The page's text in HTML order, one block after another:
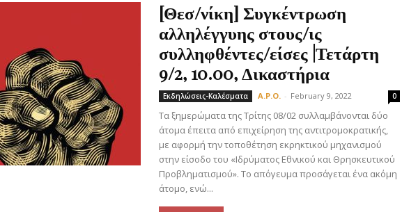
[Θεσ/νίκη] Συγκέντρωση
αλληλέγγυης στους/ις
συλληφθέντες/είσες |Τετάρτη
9/2, 10.00, Δικαστήρια
Εκδηλώσεις-Καλέσματα A.P.O. - February 9, 2022 0
Τα ξημερώματα της Τρίτης 08/02 συλλαμβάνονται δύο
άτομα έπειτα από επιχείρηση της αντιτρομοκρατικής,
με αφορμή την τοποθέτηση εκρηκτικού μηχανισμού
στην είσοδο του «Ιδρύματος Εθνικού και Θρησκευτικού
Προβληματισμού». Το απόγευμα προσάγεται ένα ακόμη
άτομο, ενώ...